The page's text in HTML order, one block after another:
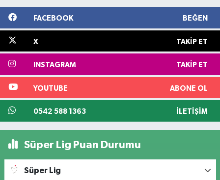
FACEBOOK BEĞEN
X TAKIP ET
INSTAGRAM TAKIP ET
YOUTUBE ABONE OL
0542 588 1363 İLETIŞIM
Süper Lig Puan Durumu
Süper Lig